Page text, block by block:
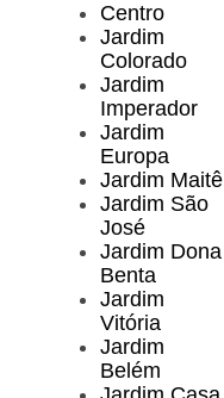
Centro
Jardim
Colorado
Jardim
Imperador
Jardim
Europa
Jardim Maitê
Jardim São
José
Jardim Dona
Benta
Jardim
Vitória
Jardim
Belém